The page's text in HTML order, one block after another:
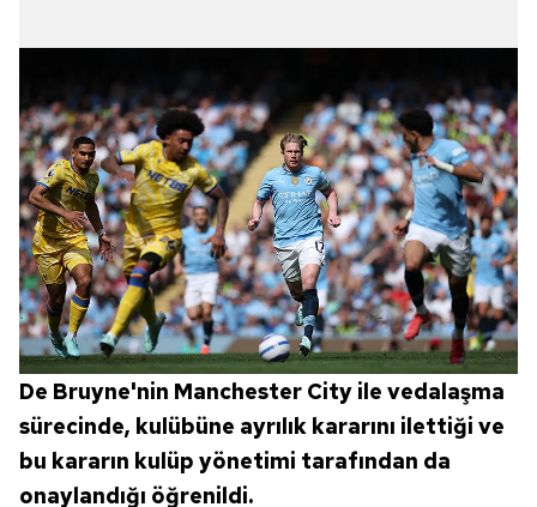
De Bruyne'nin Manchester City ile vedalaşma
sürecinde, kulübüne ayrılık kararını ilettiği ve
bu kararın kulüp yönetimi tarafından da
onaylandığı öğrenildi.